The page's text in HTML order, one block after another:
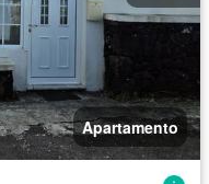
Apartamento